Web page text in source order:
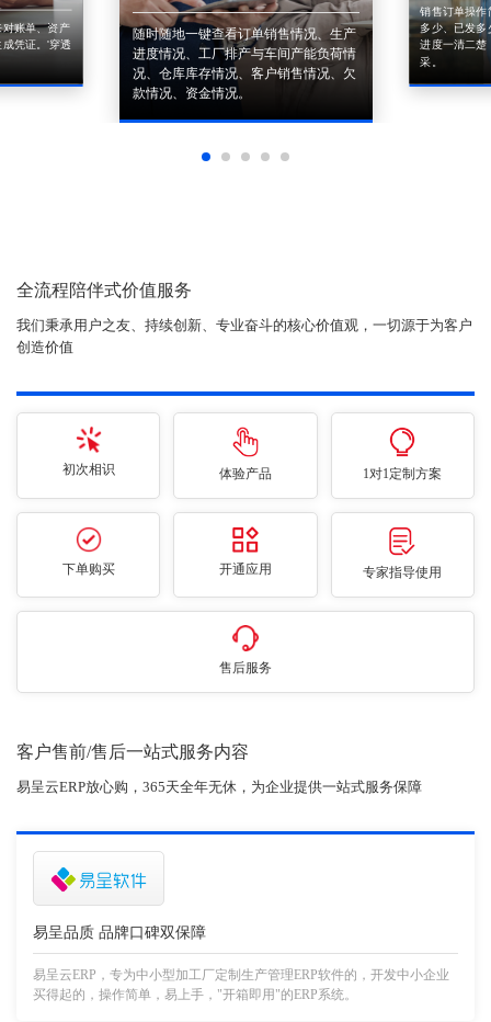
账单、资产
凭证。'穿透
随时随地一键查看订单销售情况、生产
进度情况、工厂排产与车间产能负荷情
况、仓库库存情况、客户销售情况、欠
款情况、资金情况。
销售订单操作
多少、已发多
进度一清二楚
采。
全流程陪伴式价值服务
我们秉承用户之友、持续创新、专业奋斗的核心价值观，一切源于为客户
创造价值
初次相识 体验产品 1对1定制方案
下单购买 开通应用 专家指导使用
售后服务
客户售前/售后一站式服务内容
易呈云ERP放心购，365天全年无休，为企业提供一站式服务保障
易呈品质 品牌口碑双保障
易呈云ERP，专为中小型加工厂定制生产管理ERP软件的，开发中小企业
买得起的，操作简单，易上手，"开箱即用"的ERP系统。